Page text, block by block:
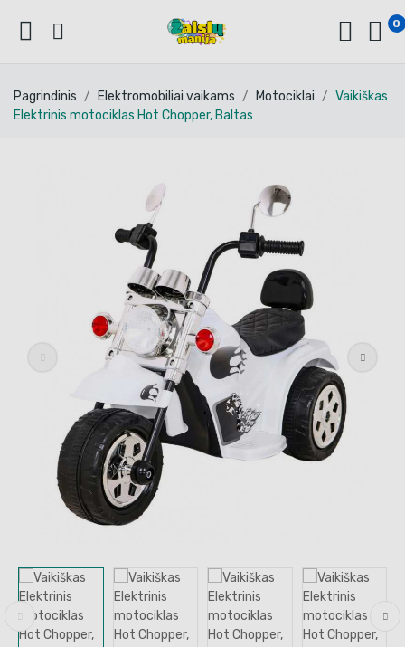
0
Pagrindinis Elektromobiliai vaikams Motociklai
Vaikiškas
Elektrinis motociklas Hot Chopper, Baltas